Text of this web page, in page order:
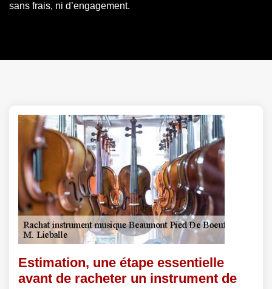
sans frais, ni d’engagement.
Estimation, une étape essentielle
avant de racheter un instrument de